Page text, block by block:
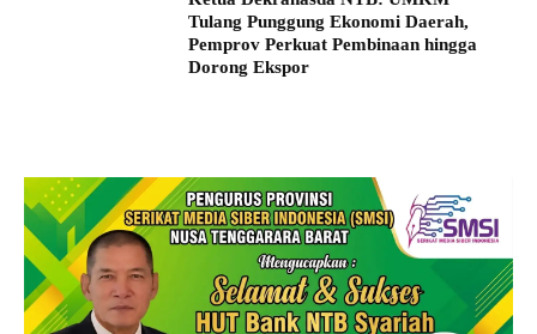
Tulang Punggung Ekonomi Daerah,
Pemprov Perkuat Pembinaan hingga
Dorong Ekspor